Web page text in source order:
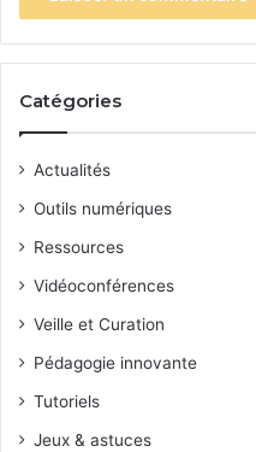
Catégories
Actualités
Outils numériques
Ressources
Vidéoconférences
Veille et Curation
Pédagogie innovante
Tutoriels
Jeux & astuces